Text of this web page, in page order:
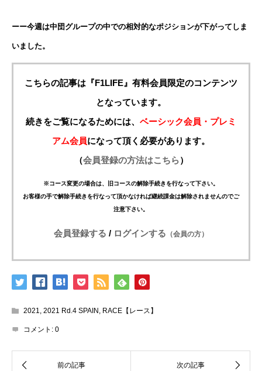
ーー今週は中団グループの中での相対的なポジションが下がってしま
いました。
こちらの記事は『F1LIFE』有料会員限定のコンテンツ
となっています。
続きをご覧になるためには、 ベーシック会員・プレミ
アム会員になって頂く必要があります。
（会員登録の方法はこちら）
※コース変更の場合は、旧コースの解除手続きを行なって下さい。
お客様の手で解除手続きを行なって頂かなければ継続課金は解除されませんのでご
注意下さい。
会員登録する / ログインする （会員の方）
2021, 2021 Rd.4 SPAIN , RACE【レース】
コメント: 0